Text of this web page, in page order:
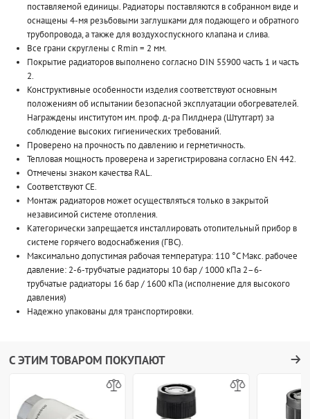
поставляемой единицы. Радиаторы поставляются в собранном виде и
оснащены 4-мя резьбовыми заглушками для подающего и обратного
трубопровода, а также для воздухоспускного клапана и слива.
Все грани скруглены с Rmin = 2 мм.
Покрытие радиаторов выполнено согласно DIN 55900 часть 1 и часть
2.
Конструктивные особенности изделия соответствуют основным
положениям об испытании безопасной эксплуатации обогревателей.
Награждены институтом им. проф. д-ра Пилднера (Штутгарт) за
соблюдение высоких гигиенических требований.
Проверено на прочность по давлению и герметичность.
Тепловая мощность проверена и зарегистрирована согласно EN 442.
Отмечены знаком качества RAL.
Соответствуют CE.
Монтаж радиаторов может осуществляться только в закрытой
независимой системе отопления.
Категорически запрещается инсталлировать отопительный прибор в
системе горячего водоснабжения (ГВС).
Максимально допустимая рабочая температура: 110 °C Макс. рабочее
давление: 2-6-трубчатые радиаторы 10 бар / 1000 кПа 2–6-
трубчатые радиаторы 16 бар / 1600 кПа (исполнение для высокого
давления)
Надежно упакованы для транспортировки.
С ЭТИМ ТОВАРОМ ПОКУПАЮТ